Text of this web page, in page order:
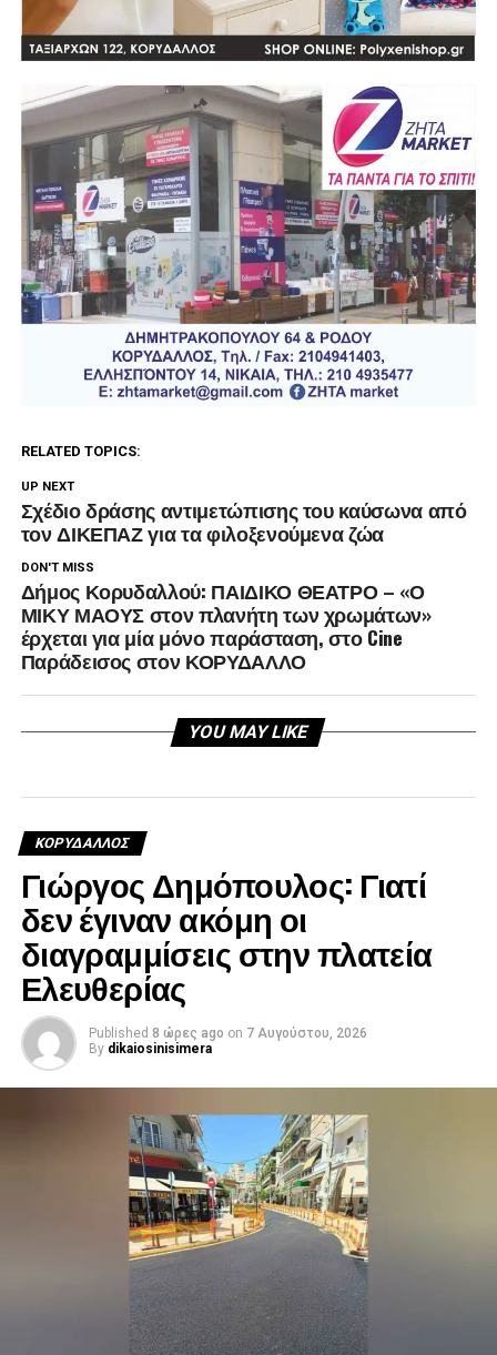
RELATED TOPICS:
UP NEXT
Σχέδιο δράσης αντιμετώπισης του καύσωνα από
τον ΔΙΚΕΠΑΖ για τα φιλοξενούμενα ζώα
DON'T MISS
Δήμος Κορυδαλλού: ΠΑΙΔΙΚΟ ΘΕΑΤΡΟ – «Ο
ΜΙΚΥ ΜΑΟΥΣ στον πλανήτη των χρωμάτων»
έρχεται για μία μόνο παράσταση, στο Cine
Παράδεισος στον ΚΟΡΥΔΑΛΛΟ
YOU MAY LIKE
ΚΟΡΥΔΑΛΛΟΣ
Γιώργος Δημόπουλος: Γιατί
δεν έγιναν ακόμη οι
διαγραμμίσεις στην πλατεία
Ελευθερίας
Published 8 ώρες ago on 7 Αυγούστου, 2026
By dikaiosinisimera